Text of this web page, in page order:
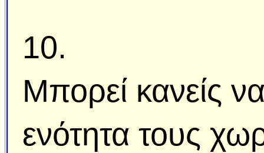
10.
Μπορεί κανείς
ενότητα τους